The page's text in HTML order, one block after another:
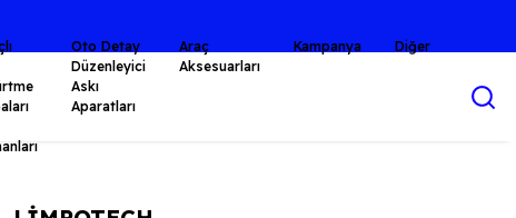
Oto Detay
Düzenleyici
Askı
Aparatları
Araç
Aksesuarları
Kampanya Diğer